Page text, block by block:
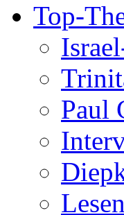
Top-
Paul